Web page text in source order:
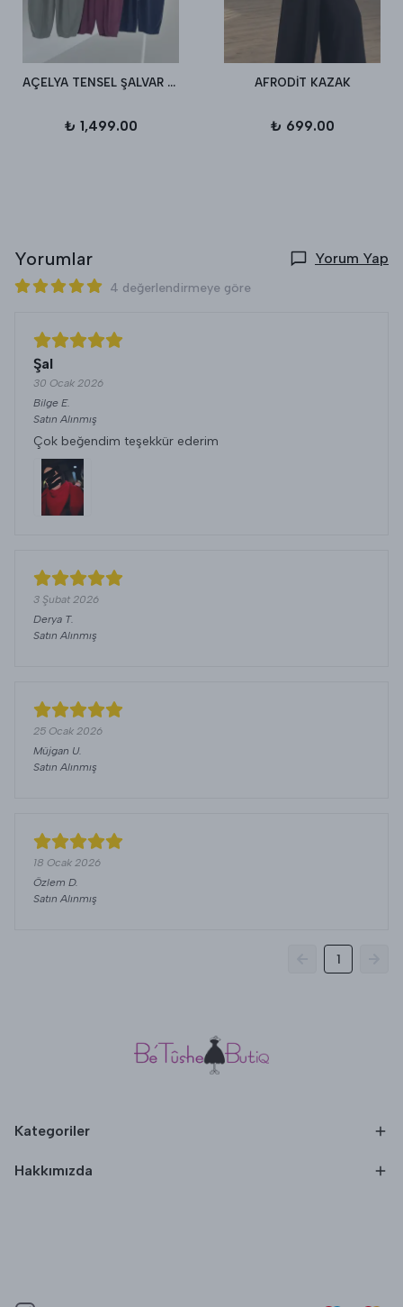
AÇELYA TENSEL ŞALVAR PANTALON
₺ 1,499.00
AFRODİT KAZAK
₺ 699.00
Yorumlar Yorum Yap
4 değerlendirmeye göre
Şal
30 Ocak 2026
Bilge E.
Satın Alınmış
Çok beğendim teşekkür ederim
3 Şubat 2026
Derya T.
Satın Alınmış
25 Ocak 2026
Müjgan U.
Satın Alınmış
18 Ocak 2026
Özlem D.
Satın Alınmış
1
Kategoriler
Hakkımızda